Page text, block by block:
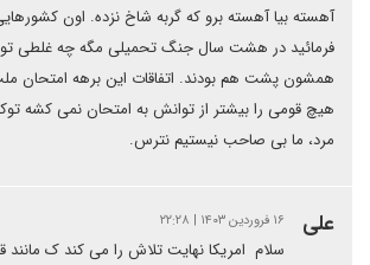
آهسته‌ بیا آهسته برو که گربه شاخ نزده. اون
فرمائید در هشت سال جنگ تحمیلی مگه چه غلطی
همشون پشت هم بودند. اتفاقات این برهه امتحان
هیچ قومی را بیشتر از توانش به امتحان نمی کشه
مرد، ما بی صاحب نیستیم نترس.
علی ۱۶ فروردین ۱۴۰۳ | ۲۲:۲۸
سلام ‌ امریکا نهایت تلاش را می کند ک مانند